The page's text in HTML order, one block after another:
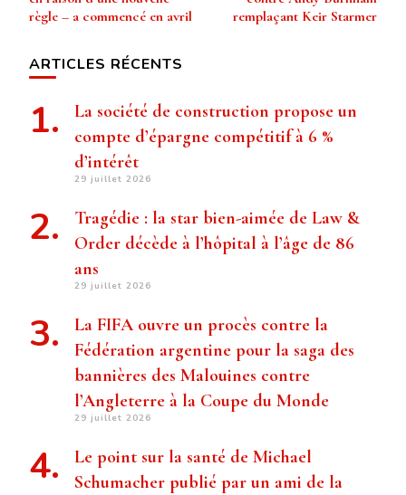
règle – a commencé en avril
remplaçant Keir Starmer
ARTICLES RÉCENTS
La société de construction propose un
compte d’épargne compétitif à 6 %
d’intérêt
29 juillet 2026
Tragédie : la star bien-aimée de Law &
Order décède à l’hôpital à l’âge de 86
ans
29 juillet 2026
La FIFA ouvre un procès contre la
Fédération argentine pour la saga des
bannières des Malouines contre
l’Angleterre à la Coupe du Monde
29 juillet 2026
Le point sur la santé de Michael
Schumacher publié par un ami de la